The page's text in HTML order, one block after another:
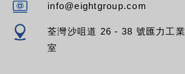
info@eightgroup.com
荃灣沙咀道 26 - 38 號匯力工
室